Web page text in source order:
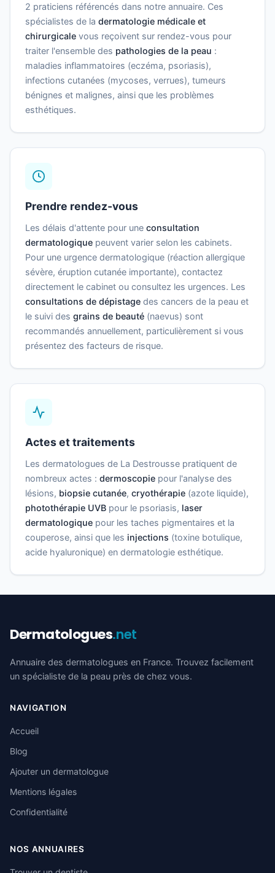
2 praticiens référencés dans notre annuaire. Ces
spécialistes de la dermatologie médicale et
chirurgicale vous reçoivent sur rendez-vous pour
traiter l'ensemble des pathologies de la peau :
maladies inflammatoires (eczéma, psoriasis),
infections cutanées (mycoses, verrues), tumeurs
bénignes et malignes, ainsi que les problèmes
esthétiques.
Prendre rendez-vous
Les délais d'attente pour une consultation
dermatologique peuvent varier selon les cabinets.
Pour une urgence dermatologique (réaction allergique
sévère, éruption cutanée importante), contactez
directement le cabinet ou consultez les urgences. Les
consultations de dépistage des cancers de la peau et
le suivi des grains de beauté (naevus) sont
recommandés annuellement, particulièrement si vous
présentez des facteurs de risque.
Actes et traitements
Les dermatologues de La Destrousse pratiquent de
nombreux actes : dermoscopie pour l'analyse des
lésions, biopsie cutanée, cryothérapie (azote liquide),
photothérapie UVB pour le psoriasis, laser
dermatologique pour les taches pigmentaires et la
couperose, ainsi que les injections (toxine botulique,
acide hyaluronique) en dermatologie esthétique.
Dermatologues.net
Annuaire des dermatologues en France. Trouvez facilement
un spécialiste de la peau près de chez vous.
NAVIGATION
Accueil
Blog
Ajouter un dermatologue
Mentions légales
Confidentialité
NOS ANNUAIRES